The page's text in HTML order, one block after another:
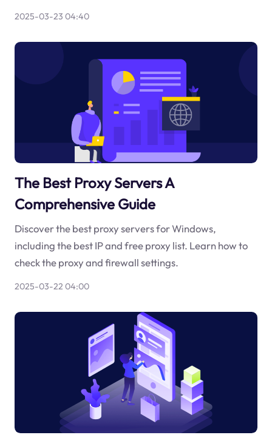
2025-03-23 04:40
The Best Proxy Servers A
Comprehensive Guide
Discover the best proxy servers for Windows,
including the best IP and free proxy list. Learn how to
check the proxy and firewall settings.
2025-03-22 04:00